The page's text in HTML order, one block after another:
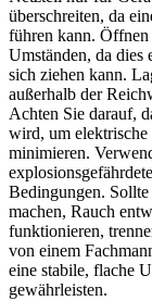
überschreiten, da
führen kann.
Umständen, da dies
sich ziehen kann.
außerhalb der
Achten Sie darauf,
wird, um elektrische
minimieren.
Bedingungen.
machen, Rauch
funktionieren,
von einem
eine stabile, flache
gewährleisten.